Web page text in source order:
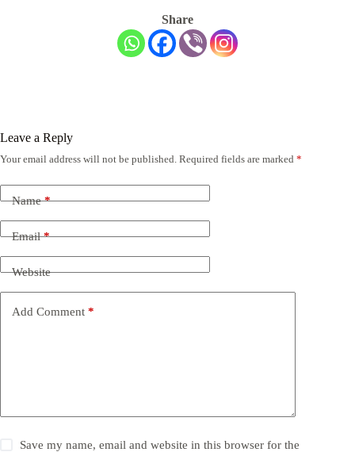
Share
Leave a Reply
Your email address will not be published. Required fields are marked *
Name*
Email*
Website
Add Comment *
Save my name, email and website in this browser for the